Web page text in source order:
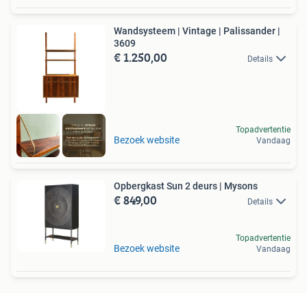
Wandsysteem | Vintage | Palissander |
3609
€ 1.250,00 Details
Bezoek website
Topadvertentie
Vandaag
Opbergkast Sun 2 deurs | Mysons
€ 849,00 Details
Bezoek website
Topadvertentie
Vandaag